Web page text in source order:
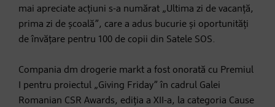
mai apreciate acțiuni s-a numărat „Ultima zi de vacanță,
prima zi de școală”, care a adus bucurie și oportunități
de învățare pentru 100 de copii din Satele SOS.
Compania dm drogerie markt a fost onorată cu Premiul
I pentru proiectul „Giving Friday” în cadrul Galei
Romanian CSR Awards, ediția a XII-a, la categoria Cause